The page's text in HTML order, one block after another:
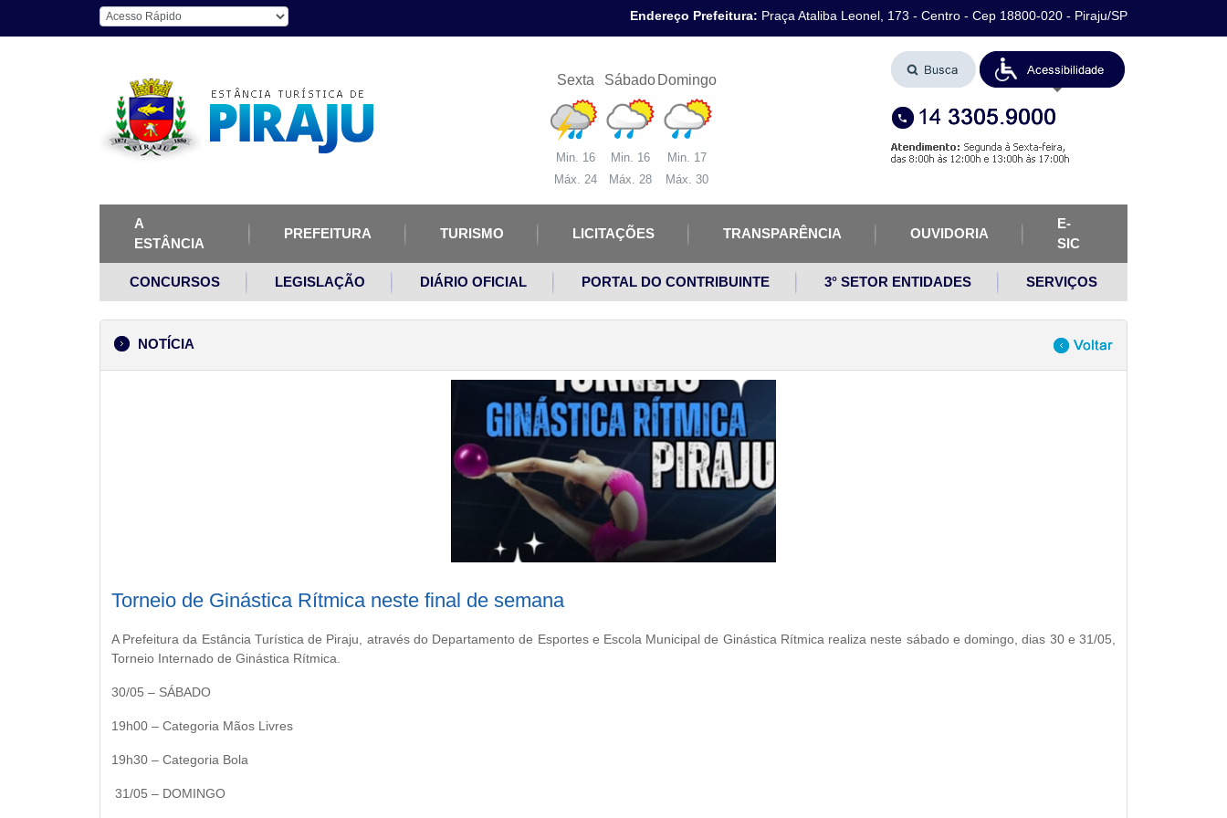
Endereço Prefeitura: Praça Ataliba Leonel, 173 - Centro - Cep 18800-020 - Piraju/SP
Sexta
Min. 16
Máx. 24
Sábado
Min. 16
Máx. 28
Domingo
Min. 17
Máx. 30
A
ESTÂNCIA
PREFEITURA TURISMO LICITAÇÕES TRANSPARÊNCIA OUVIDORIA
E-
SIC
CONCURSOS LEGISLAÇÃO DIÁRIO OFICIAL PORTAL DO CONTRIBUINTE 3° SETOR ENTIDADES SERVIÇOS
NOTÍCIA
Torneio de Ginástica Rítmica neste final de semana
A Prefeitura da Estância Turística de Piraju, através do Departamento de Esportes e Escola Municipal de Ginástica Rítmica realiza neste sábado e domingo, dias 30 e 31/05,
Torneio Internado de Ginástica Rítmica.
30/05 – SÁBADO
19h00 – Categoria Mãos Livres
19h30 – Categoria Bola
31/05 – DOMINGO